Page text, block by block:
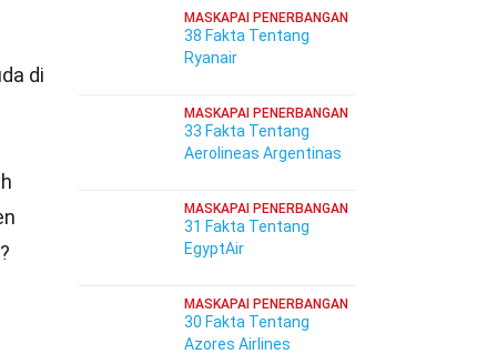
di
MASKAPAI PENERBANGAN
38 Fakta Tentang
Ryanair
MASKAPAI PENERBANGAN
33 Fakta Tentang
Aerolineas Argentinas
MASKAPAI PENERBANGAN
31 Fakta Tentang
EgyptAir
MASKAPAI PENERBANGAN
30 Fakta Tentang
Azores Airlines